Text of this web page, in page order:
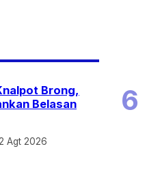
Brong,
Belasan
Agt 2026